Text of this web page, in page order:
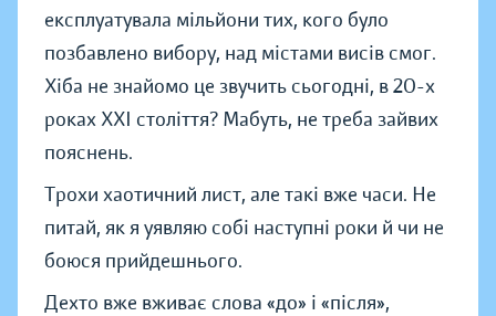
експлуатувала мільйони тих, кого було
позбавлено вибору, над містами висів смог.
Хіба не знайомо це звучить сьогодні, в 20-х
роках ХХІ століття? Мабуть, не треба зайвих
пояснень.
Трохи хаотичний лист, але такі вже часи. Не
питай, як я уявляю собі наступні роки й чи не
боюся прийдешнього.
Дехто вже вживає слова «до» і «після»,